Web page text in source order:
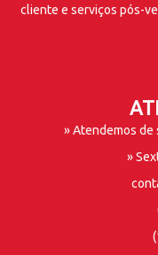
cliente e serviços pós-
» Atendemos de
»